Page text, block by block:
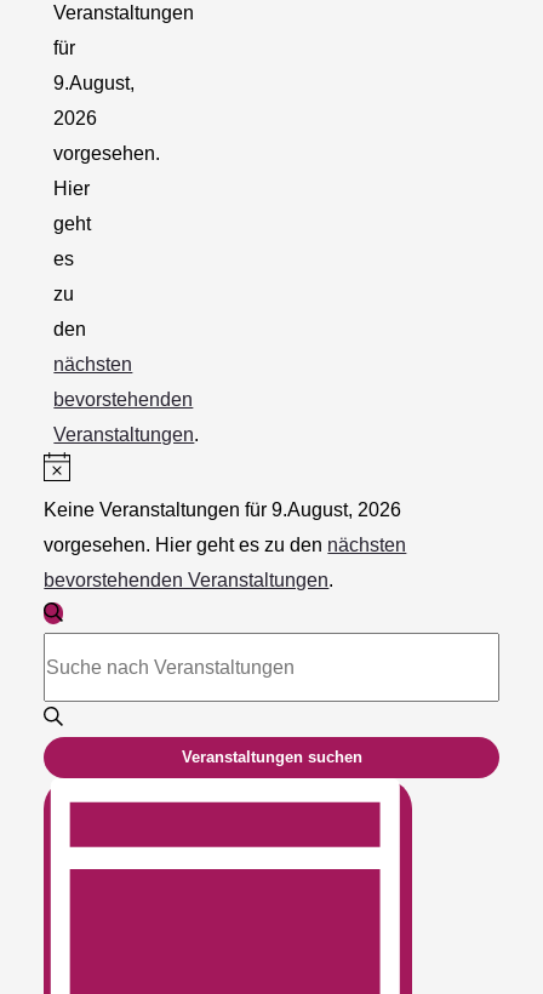
Veranstaltungen
für
9.August,
2026
vorgesehen.
Hier
geht
es
zu
den
nächsten
bevorstehenden
Veranstaltungen.
Keine Veranstaltungen für 9.August, 2026
vorgesehen. Hier geht es zu den nächsten
bevorstehenden Veranstaltungen.
Veranstaltungen
und
Ansichten,
Navigation
Suche
eingeben.
Suche
nach
Veranstaltungen suchen
Veranstaltung
Navigation